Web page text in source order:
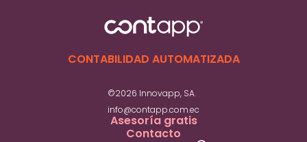
CONTABILIDAD AUTOMATIZADA
©2026 Innovapp, SA.
info@contapp.com.ec
Asesoría gratis
Contacto